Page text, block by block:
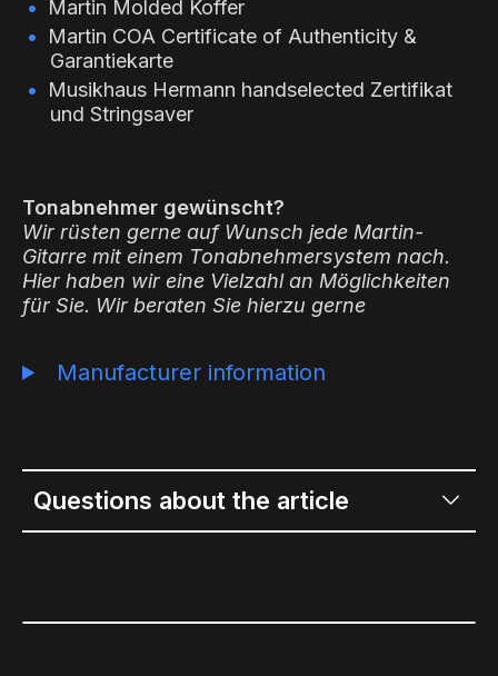
Martin Molded Koffer
Martin COA Certificate of Authenticity &
Garantiekarte
Musikhaus Hermann handselected Zertifikat
und Stringsaver
Tonabnehmer gewünscht?
Wir rüsten gerne auf Wunsch jede Martin-
Gitarre mit einem Tonabnehmersystem nach.
Hier haben wir eine Vielzahl an Möglichkeiten
für Sie. Wir beraten Sie hierzu gerne
Manufacturer information
Questions about the article